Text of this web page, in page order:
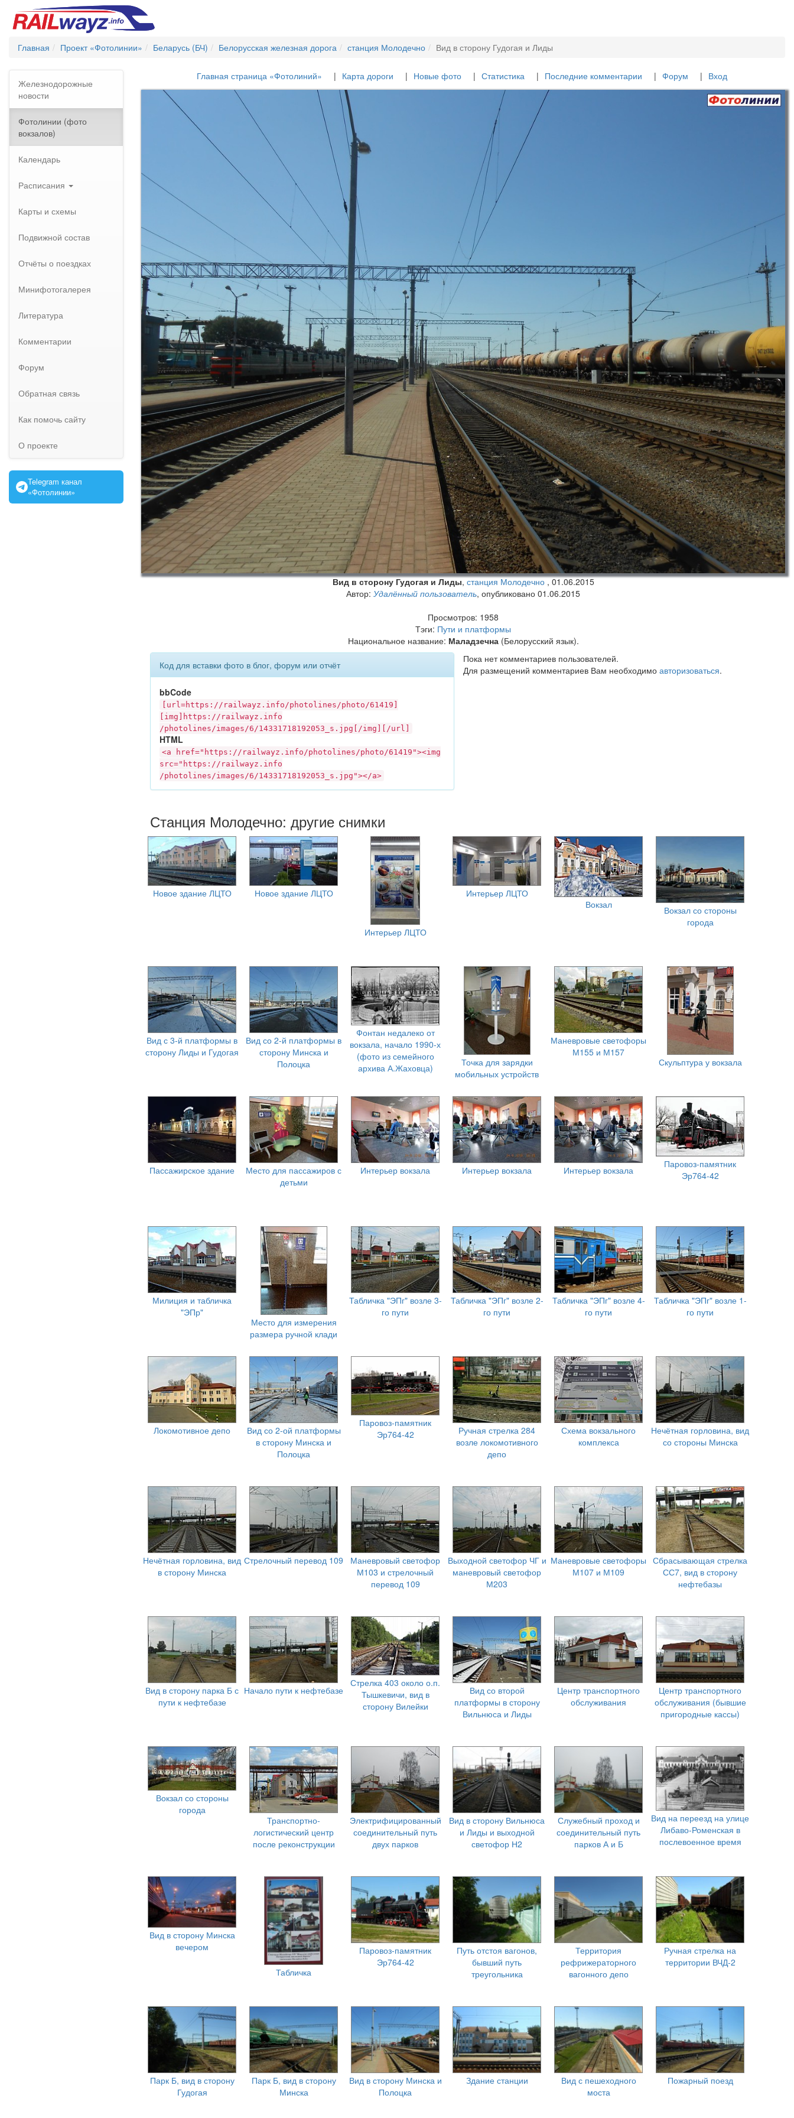
Главная Проект «Фотолинии» Беларусь (БЧ) Белорусская железная дорога станция Молодечно Вид в сторону Гудогая и Лиды
Железнодорожные
новости
Фотолинии (фото
вокзалов)
Календарь
Расписания
Карты и схемы
Подвижной состав
Отчёты о поездках
Минифотогалерея
Литература
Комментарии
Форум
Обратная связь
Как помочь сайту
О проекте
Telegram канал
«Фотолинии»
Главная страница «Фотолиний» Карта дороги Новые фото Статистика Последние комментарии Форум Вход
Вид в сторону Гудогая и Лиды,станция Молодечно ,01.06.2015
Автор: Удалённый пользователь, опубликовано 01.06.2015
Просмотров: 1958
Тэги: Пути и платформы
Национальное название: Маладзечна(Белорусский язык).
Код для вставки фото в блог, форум или отчёт
bbCode
[url=https:// railwayz.info /photolines/photo/61419]
[img]https:// railwayz.info
/photolines/images/6/14331718192053_s.jpg[/img][/url]
HTML
<a href="https:// railwayz.info /photolines/photo/61419"><img
src="https:// railwayz.info
/photolines/images/6/14331718192053_s.jpg"></a>
Пока нет комментариев пользователей.
Для размещений комментариев Вам необходимо авторизоваться.
Станция Молодечно: другие снимки
Новое здание ЛЦТО Новое здание ЛЦТО
Интерьер ЛЦТО
Интерьер ЛЦТО
Вокзал
Вокзал со стороны
города
Вид с 3-й платформы в
сторону Лиды и Гудогая
Вид со 2-й платформы в
сторону Минска и
Полоцка
Фонтан недалеко от
вокзала, начало 1990-х
(фото из семейного
архива А.Жаховца)
Точка для зарядки
мобильных устройств
Маневровые светофоры
М155 и М157
Скульптура у вокзала
Пассажирское здание
Место для пассажиров с
детьми
Интерьер вокзала Интерьер вокзала Интерьер вокзала
Паровоз-памятник
Эр764-42
Милиция и табличка
"ЭПр"
Место для измерения
размера ручной клади
Табличка "ЭПг" возле 3-
го пути
Табличка "ЭПг" возле 2-
го пути
Табличка "ЭПг" возле 4-
го пути
Табличка "ЭПг" возле 1-
го пути
Локомотивное депо
Вид со 2-ой платформы
в сторону Минска и
Полоцка
Паровоз-памятник
Эр764-42
Ручная стрелка 284
возле локомотивного
депо
Схема вокзального
комплекса
Нечётная горловина, вид
со стороны Минска
Нечётная горловина, вид
в сторону Минска
Стрелочный перевод 109
Маневровый светофор
М103 и стрелочный
перевод 109
Выходной светофор ЧГ и
маневровый светофор
М203
Маневровые светофоры
М107 и М109
Сбрасывающая стрелка
СС7, вид в сторону
нефтебазы
Вид в сторону парка Б с
пути к нефтебазе
Начало пути к нефтебазе
Стрелка 403 около о.п.
Тышкевичи, вид в
сторону Вилейки
Вид со второй
платформы в сторону
Вильнюса и Лиды
Центр транспортного
обслуживания
Центр транспортного
обслуживания (бывшие
пригородные кассы)
Вокзал со стороны
города
Транспортно-
логистический центр
после реконструкции
Электрифицированный
соединительный путь
двух парков
Вид в сторону Вильнюса
и Лиды и выходной
светофор Н2
Служебный проход и
соединительный путь
парков А и Б
Вид на переезд на улице
Либаво-Роменская в
послевоенное время
Вид в сторону Минска
вечером
Табличка
Паровоз-памятник
Эр764-42
Путь отстоя вагонов,
бывший путь
треугольника
Территория
рефрижераторного
вагонного депо
Ручная стрелка на
территории ВЧД-2
Парк Б, вид в сторону
Гудогая
Парк Б, вид в сторону
Минска
Вид в сторону Минска и
Полоцка
Здание станции
Вид с пешеходного
моста
Пожарный поезд